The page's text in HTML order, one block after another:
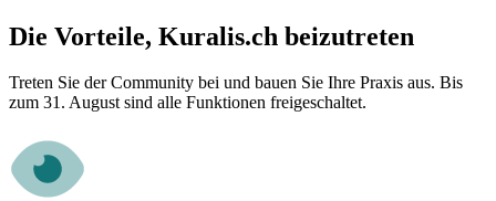
Die Vorteile, Kuralis.ch beizutreten
Treten Sie der Community bei und bauen Sie Ihre Praxis aus. Bis
zum 31. August sind alle Funktionen freigeschaltet.